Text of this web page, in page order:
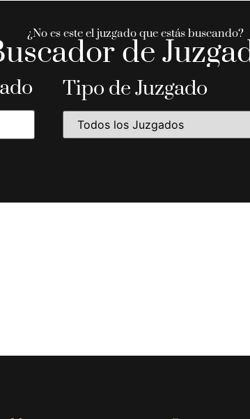
¿No es este el juzgado que estás buscando?
de
Tipo de Juzgado